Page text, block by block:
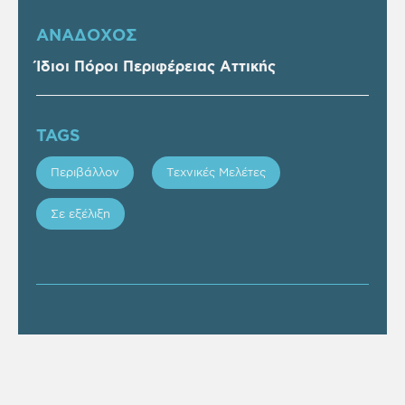
ΑΝΑΔΟΧΟΣ
Ίδιοι Πόροι Περιφέρειας Αττικής
TAGS
Περιβάλλον Τεχνικές Μελέτες
Σε εξέλιξη